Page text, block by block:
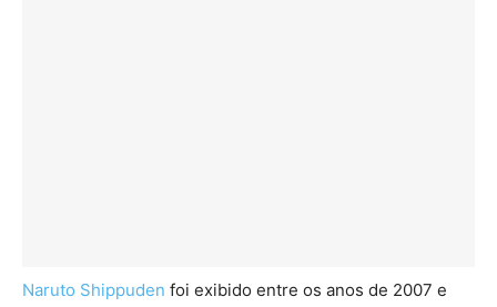
Naruto Shippuden foi exibido entre os anos de 2007 e